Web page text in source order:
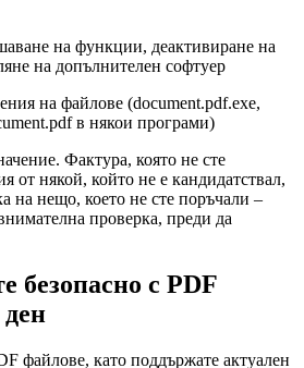
на функции, деактивиране на
на допълнителен софтуер
на файлове (document.pdf.exe,
в някои програми)
Фактура, която не сте
от някой, който не е кандидатствал,
на нещо, което не сте поръчали –
проверка, преди да
безопасно с PDF
файлове, като поддържате актуален